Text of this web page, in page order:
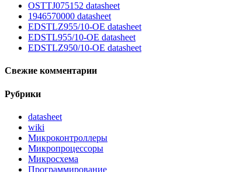
OSTTJ075152 datasheet
1946570000 datasheet
EDSTLZ955/10-OE datasheet
EDSTL955/10-OE datasheet
EDSTLZ950/10-OE datasheet
Свежие комментарии
Рубрики
datasheet
wiki
Микроконтроллеры
Микропроцессоры
Микросхема
Программирование